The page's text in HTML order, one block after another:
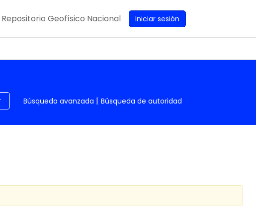
Repositorio Geofísico Nacional Iniciar sesión
Búsqueda avanzada Búsqueda de autoridad